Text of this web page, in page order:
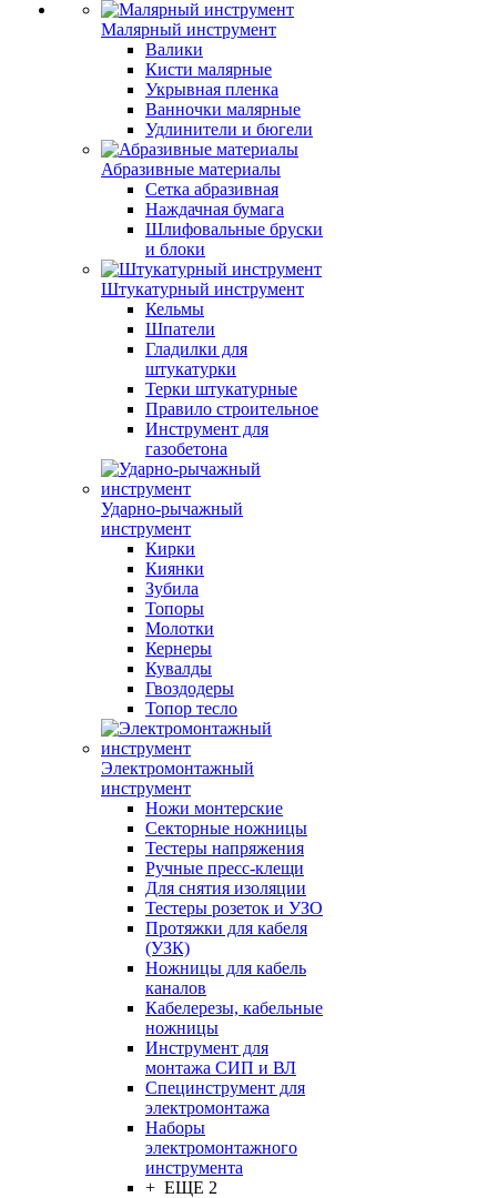
Малярный инструмент
Валики
Кисти малярные
Укрывная пленка
Ванночки малярные
Удлинители и бюгели
Абразивные материалы
Сетка абразивная
Наждачная бумага
Шлифовальные бруски
и блоки
Штукатурный инструмент
Кельмы
Шпатели
Гладилки для
штукатурки
Терки штукатурные
Правило строительное
Инструмент для
газобетона
Ударно-рычажный
инструмент
Кирки
Киянки
Зубила
Топоры
Молотки
Кернеры
Кувалды
Гвоздодеры
Топор тесло
Электромонтажный
инструмент
Ножи монтерские
Секторные ножницы
Тестеры напряжения
Ручные пресс-клещи
Для снятия изоляции
Тестеры розеток и УЗО
Протяжки для кабеля
(УЗК)
Ножницы для кабель
каналов
Кабелерезы, кабельные
ножницы
Инструмент для
монтажа СИП и ВЛ
Специнструмент для
электромонтажа
Наборы
электромонтажного
инструмента
+ ЕЩЕ 2